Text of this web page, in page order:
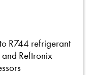
R744 refrigerant
Reftronix